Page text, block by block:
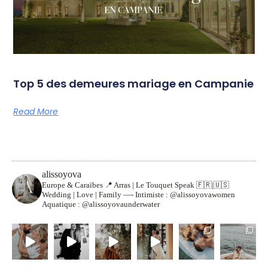
Top 5 des demeures mariage en Campanie
Read More
alissoyova
Europe & Caraïbes 📍 Arras | Le Touquet Speak 🇫🇷|🇺🇸
Wedding | Love | Family —- Intimiste : @alissoyovawomen
Aquatique : @alissoyovaunderwater